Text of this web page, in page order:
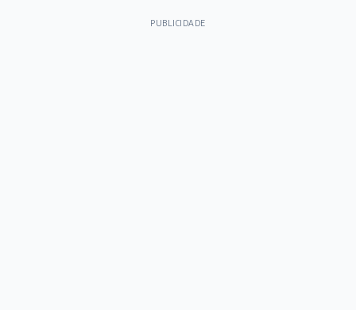
PUBLICIDADE